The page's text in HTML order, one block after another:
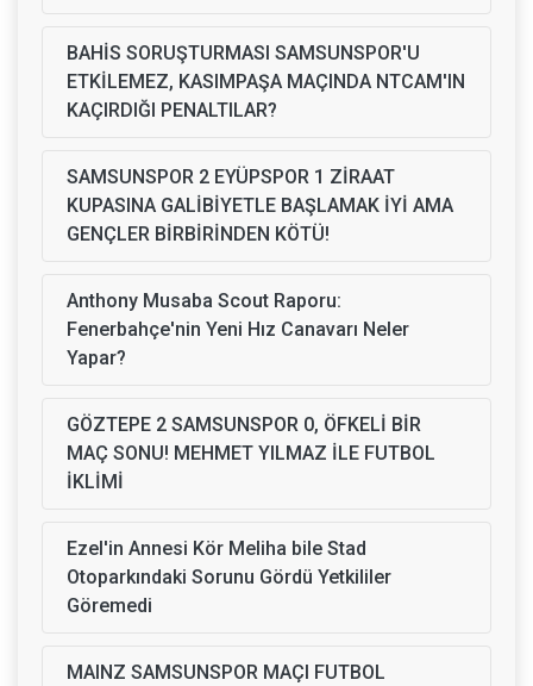
BAHİS SORUŞTURMASI SAMSUNSPOR'U
ETKİLEMEZ, KASIMPAŞA MAÇINDA NTCAM'IN
KAÇIRDIĞI PENALTILAR?
SAMSUNSPOR 2 EYÜPSPOR 1 ZİRAAT
KUPASINA GALİBİYETLE BAŞLAMAK İYİ AMA
GENÇLER BİRBİRİNDEN KÖTÜ!
Anthony Musaba Scout Raporu:
Fenerbahçe'nin Yeni Hız Canavarı Neler
Yapar?
GÖZTEPE 2 SAMSUNSPOR 0, ÖFKELİ BİR
MAÇ SONU! MEHMET YILMAZ İLE FUTBOL
İKLİMİ
Ezel'in Annesi Kör Meliha bile Stad
Otoparkındaki Sorunu Gördü Yetkililer
Göremedi
MAINZ SAMSUNSPOR MAÇI FUTBOL